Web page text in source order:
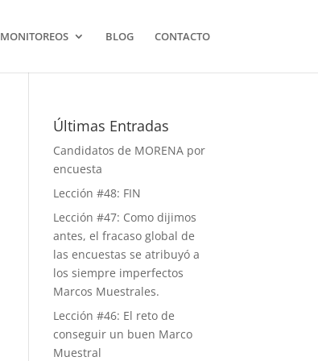
MONITOREOS BLOG CONTACTO
Últimas Entradas
Candidatos de MORENA por
encuesta
Lección #48: FIN
Lección #47: Como dijimos
antes, el fracaso global de
las encuestas se atribuyó a
los siempre imperfectos
Marcos Muestrales.
Lección #46: El reto de
conseguir un buen Marco
Muestral